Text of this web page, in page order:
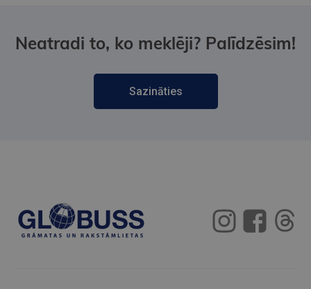
Neatradi to, ko meklēji? Palīdzēsim!
Sazināties